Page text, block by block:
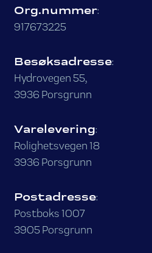
Org.nummer:
917673225
Besøksadresse:
Hydrovegen 55,
3936 Porsgrunn
Varelevering:
Rolighetsvegen 18
3936 Porsgrunn
Postadresse:
Postboks 1007
3905 Porsgrunn